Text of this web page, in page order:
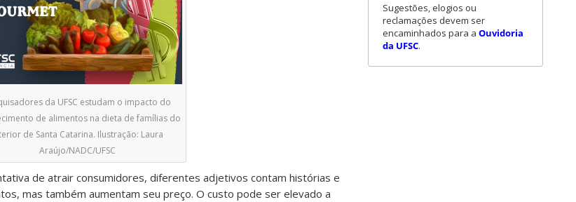
da UFSC estudam o impacto do
de alimentos na dieta de famílias do
de Santa Catarina. Ilustração: Laura
Araújo/NADC/UFSC
de atrair consumidores, diferentes adjetivos contam histórias e
mas também aumentam seu preço. O custo pode ser elevado a
Sugestões, elogios ou
reclamações devem ser
encaminhados para a Ouvidoria
da UFSC.